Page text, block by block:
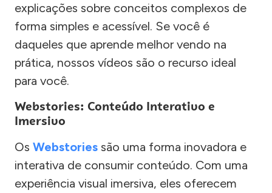
explicações sobre conceitos complexos de
forma simples e acessível. Se você é
daqueles que aprende melhor vendo na
prática, nossos vídeos são o recurso ideal
para você.
Webstories: Conteúdo Interativo e
Imersivo
Os Webstories são uma forma inovadora e
interativa de consumir conteúdo. Com uma
experiência visual imersiva, eles oferecem